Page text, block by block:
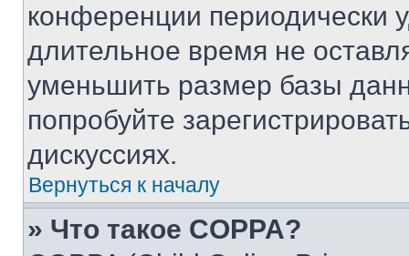
конференции периодически
длительное время не
уменьшить размер базы
попробуйте
дискуссиях.
Вернуться к началу
» Что такое COPPA?